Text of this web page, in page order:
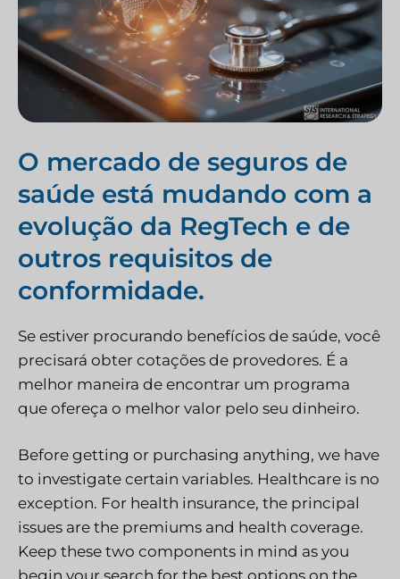
O mercado de seguros de
saúde está mudando com a
evolução da RegTech e de
outros requisitos de
conformidade.
Se estiver procurando benefícios de saúde, você
precisará obter cotações de provedores. É a
melhor maneira de encontrar um programa
que ofereça o melhor valor pelo seu dinheiro.
Before getting or purchasing anything, we have
to investigate certain variables. Healthcare is no
exception. For health insurance, the principal
issues are the premiums and health coverage.
Keep these two components in mind as you